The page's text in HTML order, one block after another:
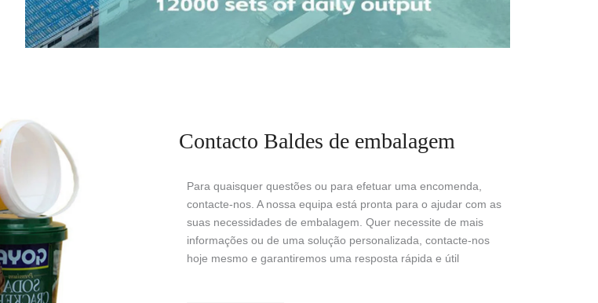
Contacto Baldes de embalagem
Para quaisquer questões ou para efetuar uma encomenda,
contacte-nos. A nossa equipa está pronta para o ajudar com as
suas necessidades de embalagem. Quer necessite de mais
informações ou de uma solução personalizada, contacte-nos
hoje mesmo e garantiremos uma resposta rápida e útil